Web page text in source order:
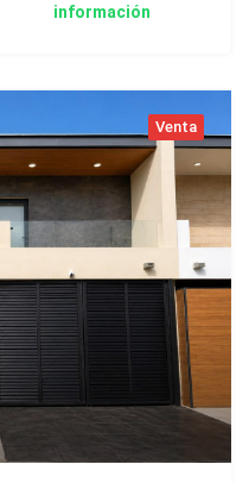
información
Venta